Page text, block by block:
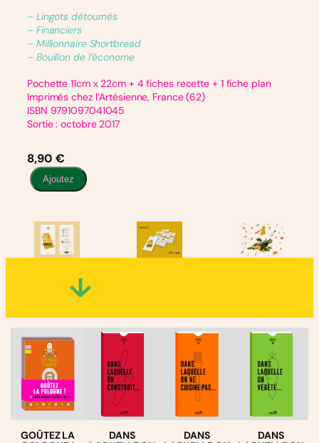
– Lingots détournés
– Financiers
– Millionnaire Shortbread
– Bouillon de l’économe
Pochette 11cm x 22cm + 4 fiches recette + 1 fiche plan
Imprimés chez l’Artésienne, France (62)
ISBN 9791097041045
Sortie : octobre 2017
8,90 €
q
u
A
N
S
Q
U
L
Ajoutez
GOÛTEZ LA
DANS
DANS
DANS